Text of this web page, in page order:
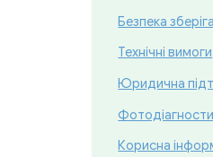
Безпека
Технічні вимоги
Юридична
Корисна